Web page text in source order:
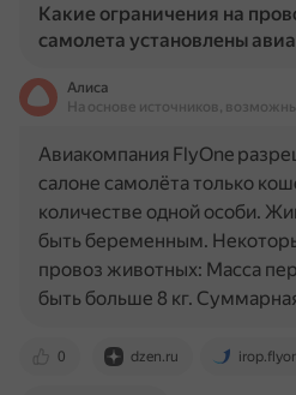
Какие ограничения на
самолета установлены
Алиса
На основе источников,
0 dzen.ru
Авиакомпания FlyOne
салоне самолёта только
количестве одной особи.
быть беременным.
провоз животных: Масса
быть больше 8 кг.